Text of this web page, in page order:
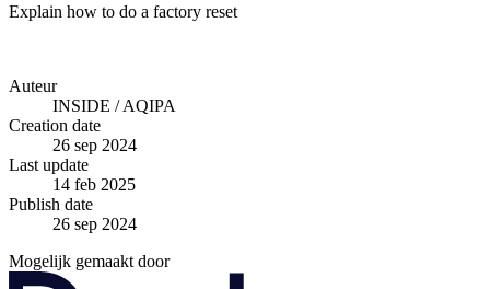
Explain how to do a factory reset
Auteur
INSIDE / AQIPA
Creation date
26 sep 2024
Last update
14 feb 2025
Publish date
26 sep 2024
Mogelijk gemaakt door